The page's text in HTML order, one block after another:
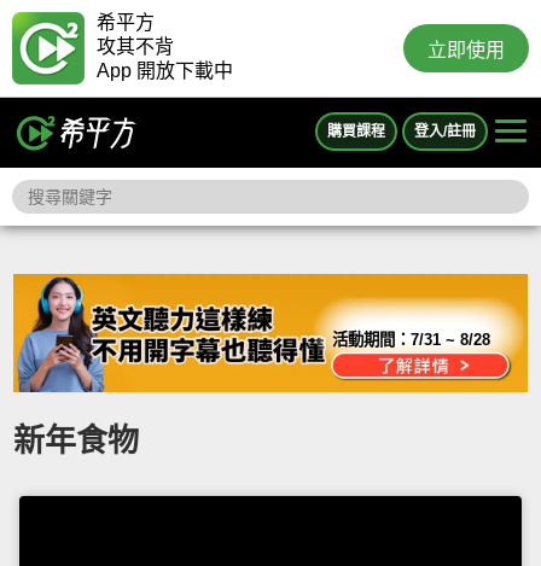
希平方
攻其不背
App 開放下載中
立即使用
購買課程 登入/註冊
活動期間：7/31 ~ 8/28
新年食物